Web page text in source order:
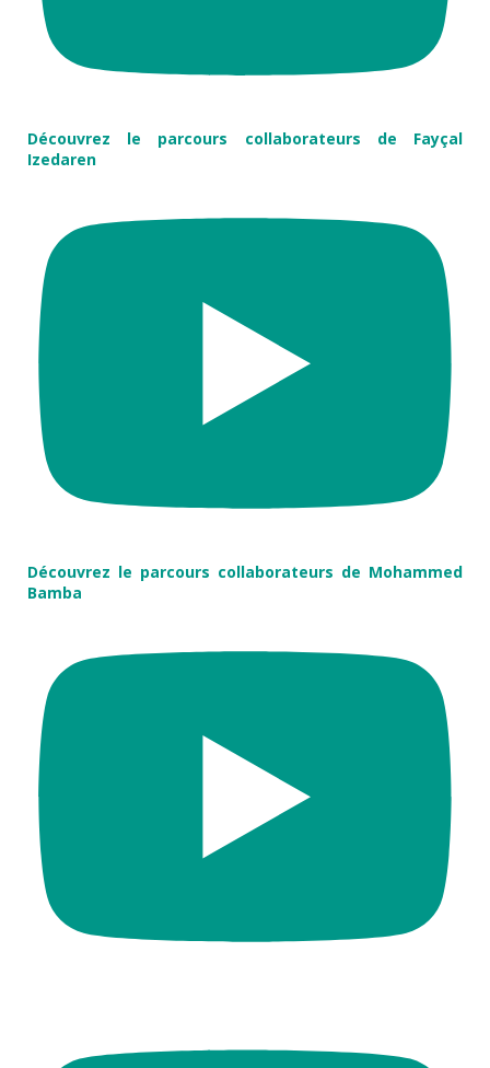
Découvrez le parcours collaborateurs de Fayçal
Izedaren
Découvrez le parcours collaborateurs de Mohammed
Bamba